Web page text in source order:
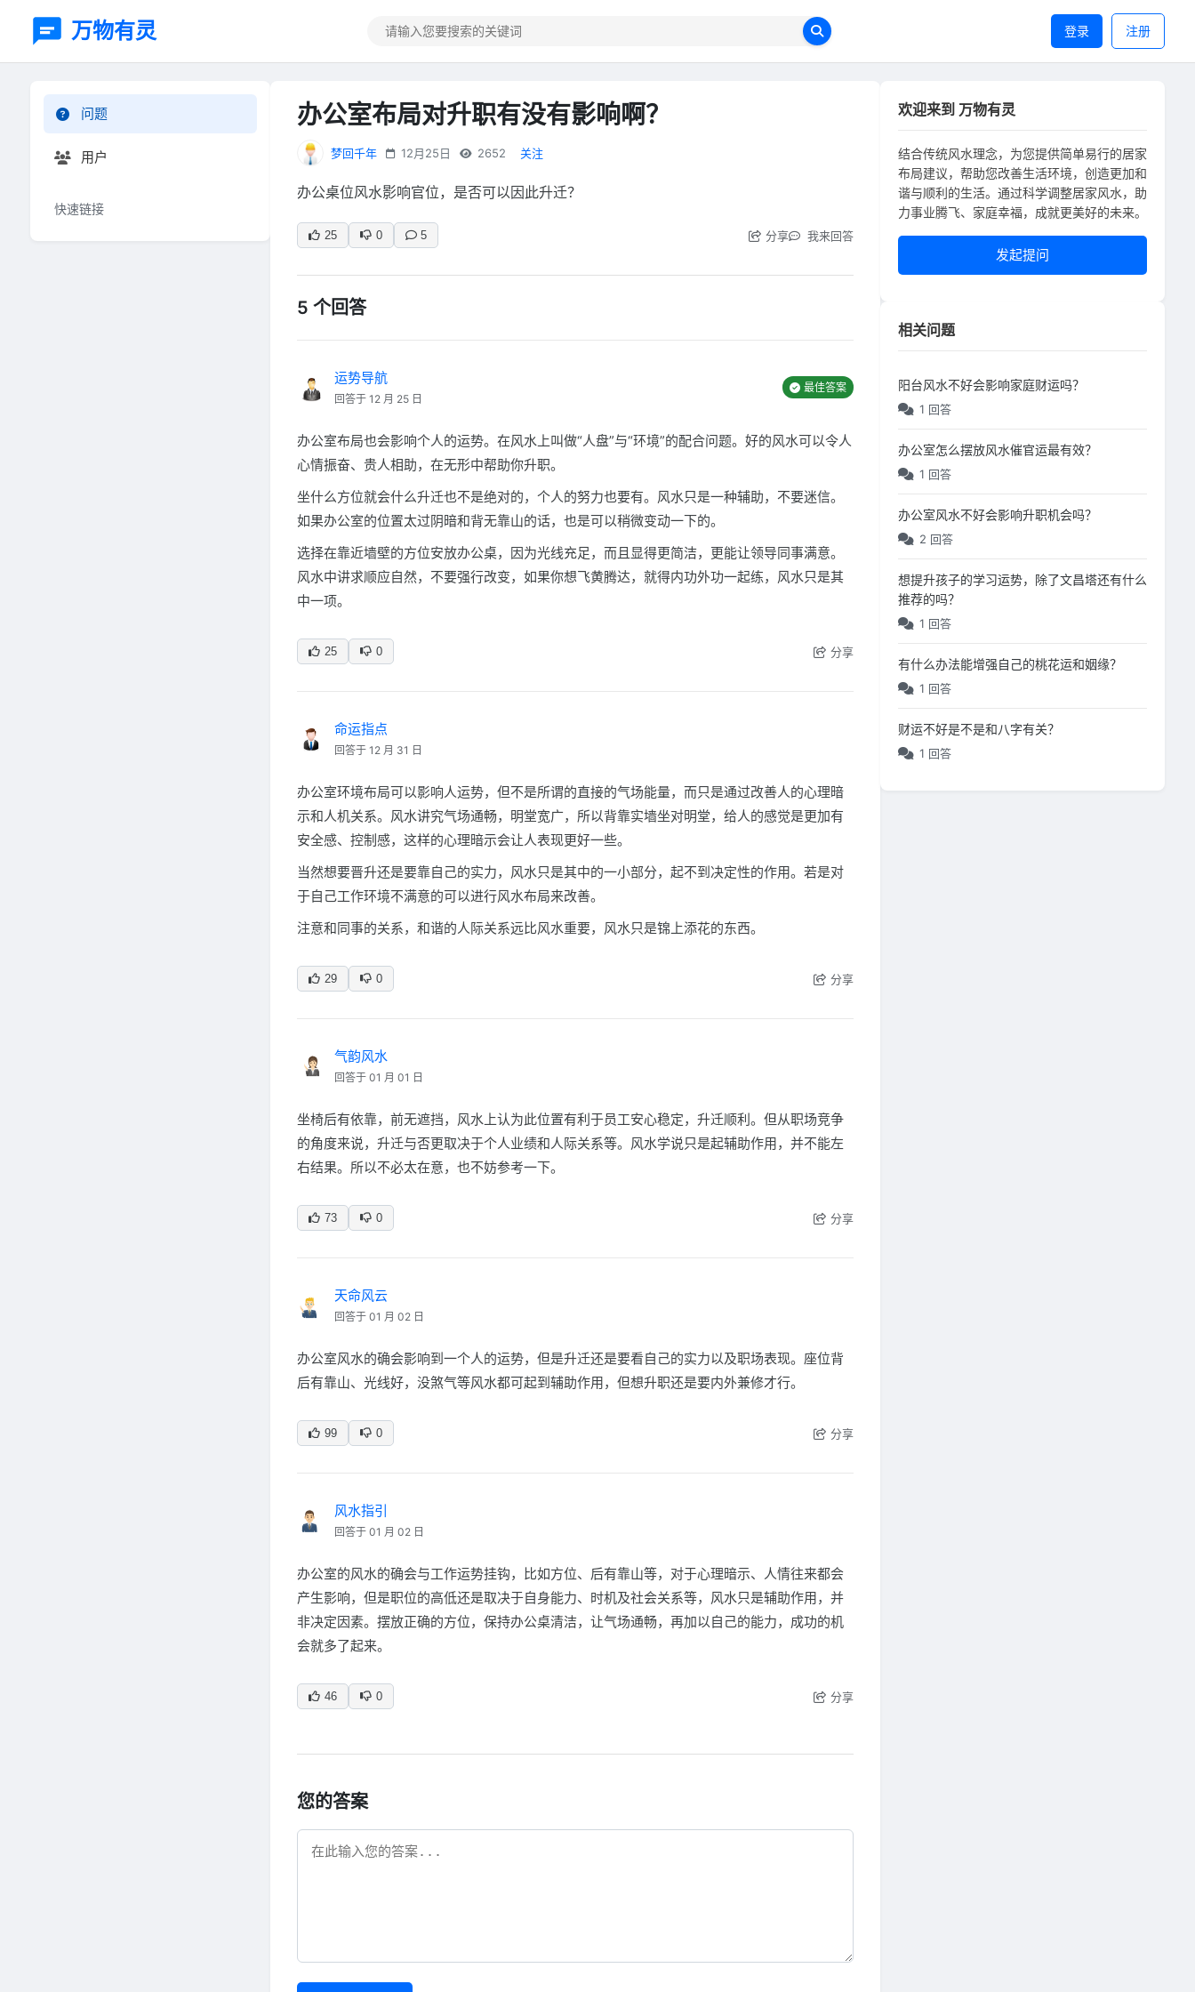
万物有灵 登录 注册
问题
用户
快速链接
办公室布局对升职有没有影响啊？
梦回千年 12月25日 2652 关注
办公桌位风水影响官位，是否可以因此升迁？
25 0 5 分享 我来回答
5 个回答
运势导航
回答于 12 月 25 日
最佳答案
办公室布局也会影响个人的运势。在风水上叫做“人盘”与“环境”的配合问题。好的风水可以令人
心情振奋、贵人相助，在无形中帮助你升职。
坐什么方位就会什么升迁也不是绝对的，个人的努力也要有。风水只是一种辅助，不要迷信。
如果办公室的位置太过阴暗和背无靠山的话，也是可以稍微变动一下的。
选择在靠近墙壁的方位安放办公桌，因为光线充足，而且显得更简洁，更能让领导同事满意。
风水中讲求顺应自然，不要强行改变，如果你想飞黄腾达，就得内功外功一起练，风水只是其
中一项。
25 0 分享
命运指点
回答于 12 月 31 日
办公室环境布局可以影响人运势，但不是所谓的直接的气场能量，而只是通过改善人的心理暗
示和人机关系。风水讲究气场通畅，明堂宽广，所以背靠实墙坐对明堂，给人的感觉是更加有
安全感、控制感，这样的心理暗示会让人表现更好一些。
当然想要晋升还是要靠自己的实力，风水只是其中的一小部分，起不到决定性的作用。若是对
于自己工作环境不满意的可以进行风水布局来改善。
注意和同事的关系，和谐的人际关系远比风水重要，风水只是锦上添花的东西。
29 0 分享
气韵风水
回答于 01 月 01 日
坐椅后有依靠，前无遮挡，风水上认为此位置有利于员工安心稳定，升迁顺利。但从职场竞争
的角度来说，升迁与否更取决于个人业绩和人际关系等。风水学说只是起辅助作用，并不能左
右结果。所以不必太在意，也不妨参考一下。
73 0 分享
天命风云
回答于 01 月 02 日
办公室风水的确会影响到一个人的运势，但是升迁还是要看自己的实力以及职场表现。座位背
后有靠山、光线好，没煞气等风水都可起到辅助作用，但想升职还是要内外兼修才行。
99 0 分享
风水指引
回答于 01 月 02 日
办公室的风水的确会与工作运势挂钩，比如方位、后有靠山等，对于心理暗示、人情往来都会
产生影响，但是职位的高低还是取决于自身能力、时机及社会关系等，风水只是辅助作用，并
非决定因素。摆放正确的方位，保持办公桌清洁，让气场通畅，再加以自己的能力，成功的机
会就多了起来。
46 0 分享
您的答案
欢迎来到 万物有灵
结合传统风水理念，为您提供简单易行的居家
布局建议，帮助您改善生活环境，创造更加和
谐与顺利的生活。通过科学调整居家风水，助
力事业腾飞、家庭幸福，成就更美好的未来。
发起提问
相关问题
阳台风水不好会影响家庭财运吗？
1 回答
办公室怎么摆放风水催官运最有效？
1 回答
办公室风水不好会影响升职机会吗？
2 回答
想提升孩子的学习运势，除了文昌塔还有什么
推荐的吗？
1 回答
有什么办法能增强自己的桃花运和姻缘？
1 回答
财运不好是不是和八字有关？
1 回答